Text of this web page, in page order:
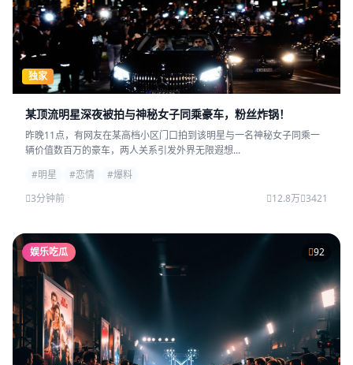
独家
某顶流明星深夜被拍与神秘女子同乘豪车，粉丝炸锅！
昨晚11点，有网友在某高档小区门口拍到该明星与一名神秘女子同乘一
辆价值数百万的豪车，两人关系引发外界无限遐想...
#明星
#恋情
#爆料
3分钟前
12.8万 3421
娱乐吃瓜 92